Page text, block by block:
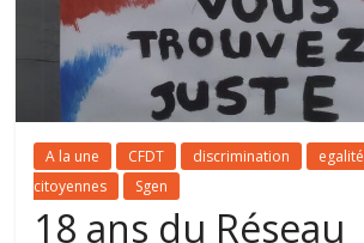
A la une CFDT discrimination egalité
citoyennes
Sgen
18 ans du Réseau